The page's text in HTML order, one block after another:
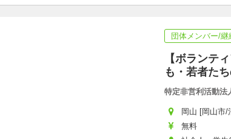
団体メンバー/
【ボランテ
も・若者た
特定非営利活動法
岡山 [岡山市/
無料